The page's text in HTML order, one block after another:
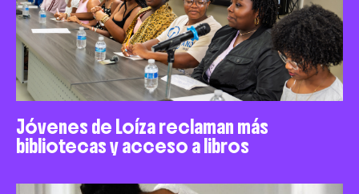
Jóvenes de Loíza reclaman más
bibliotecas y acceso a libros